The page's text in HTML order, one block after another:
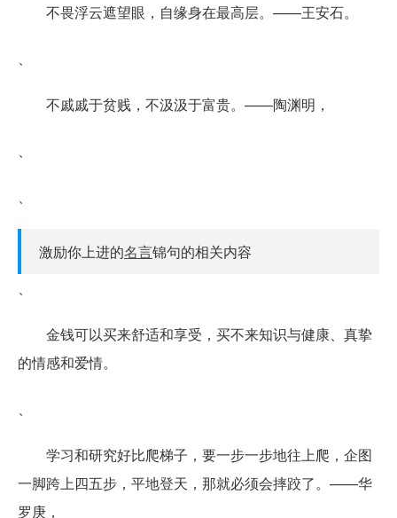
不畏浮云遮望眼，自缘身在最高层。——王安石。
不戚戚于贫贱，不汲汲于富贵。——陶渊明，
激励你上进的名言锦句的相关内容
金钱可以买来舒适和享受，买不来知识与健康、真挚
的情感和爱情。
学习和研究好比爬梯子，要一步一步地往上爬，企图
一脚跨上四五步，平地登天，那就必须会摔跤了。——华
罗庚，